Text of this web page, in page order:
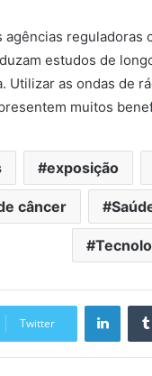
estudos de
Utilizar as ondas de
muitos
exposição
câncer
Twitter